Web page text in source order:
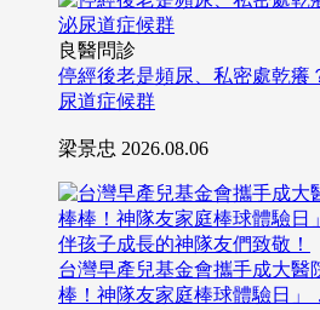
良醫問診
停經後老是頻尿、私密處乾癢
尿道症候群
梁景忠 2026.08.06
台灣早產兒基金會攜手成大醫
棒！神隊友家庭棒球體驗日」